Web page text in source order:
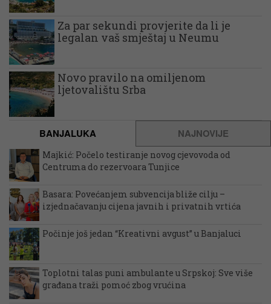
Za par sekundi provjerite da li je
legalan vaš smještaj u Neumu
Novo pravilo na omiljenom
ljetovalištu Srba
BANJALUKA NAJNOVIJE
Majkić: Počelo testiranje novog cjevovoda od
Centruma do rezervoara Tunjice
Basara: Povećanjem subvencija bliže cilju –
izjednačavanju cijena javnih i privatnih vrtića
Počinje još jedan “Kreativni avgust” u Banjaluci
Toplotni talas puni ambulante u Srpskoj: Sve više
građana traži pomoć zbog vrućina